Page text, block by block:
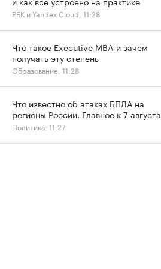
РБК и Yandex Cloud, 11:28
Что такое Executive MBA и зачем
получать эту степень
Образование, 11:28
Что известно об атаках БПЛА на
регионы России. Главное к 7 августа
Политика, 11:27